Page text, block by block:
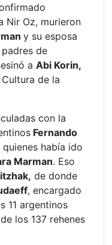
Nir Oz, murieron
y su esposa
padres de
aAbi Korin,
de la
con la
Fernando
quienes había ido
Marman. Eso
de donde
, encargado
11 argentinos
los 137 rehenes